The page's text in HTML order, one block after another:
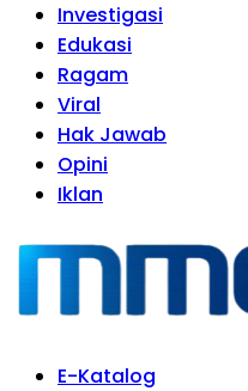
Investigasi
Edukasi
Ragam
Viral
Hak Jawab
Opini
Iklan
E-Katalog